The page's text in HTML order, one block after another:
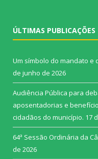
ÚLTIMAS PUBLICAÇÕES
Um símbolo do mandato e
de junho de 2026
Audiência Pública para
aposentadorias e
cidadãos do município. 17
64ª Sessão Ordinária da
de 2026